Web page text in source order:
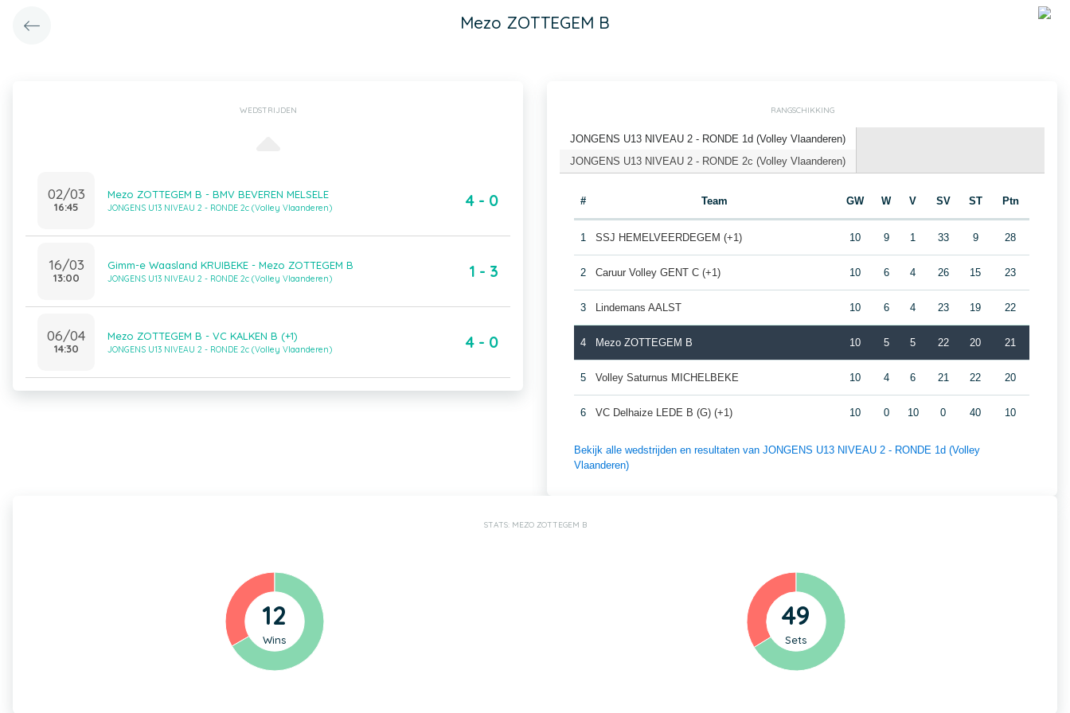
Mezo ZOTTEGEM B
WEDSTRIJDEN
02/03
16:45
Mezo ZOTTEGEM B - BMV BEVEREN MELSELE
JONGENS U13 NIVEAU 2 - RONDE 2c (Volley Vlaanderen) 4 - 0
16/03
13:00
Gimm-e Waasland KRUIBEKE - Mezo ZOTTEGEM B
JONGENS U13 NIVEAU 2 - RONDE 2c (Volley Vlaanderen) 1 - 3
06/04
14:30
Mezo ZOTTEGEM B - VC KALKEN B (+1)
JONGENS U13 NIVEAU 2 - RONDE 2c (Volley Vlaanderen) 4 - 0
RANGSCHIKKING
JONGENS U13 NIVEAU 2 - RONDE 1d (Volley Vlaanderen)
JONGENS U13 NIVEAU 2 - RONDE 2c (Volley Vlaanderen)
# Team GW W V SV ST Ptn
1 SSJ HEMELVEERDEGEM (+1) 10 9 1 33 9 28
2 Caruur Volley GENT C (+1) 10 6 4 26 15 23
3 Lindemans AALST 10 6 4 23 19 22
4 Mezo ZOTTEGEM B 10 5 5 22 20 21
5 Volley Saturnus MICHELBEKE 10 4 6 21 22 20
6 VC Delhaize LEDE B (G) (+1) 10 0 10 0 40 10
Bekijk alle wedstrijden en resultaten van JONGENS U13 NIVEAU 2 - RONDE 1d (Volley
Vlaanderen)
STATS: MEZO ZOTTEGEM B
12
Wins
49
Sets